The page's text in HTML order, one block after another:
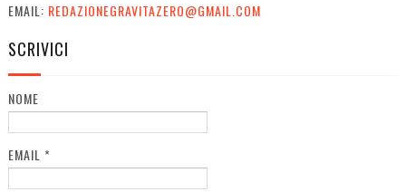
EMAIL: REDAZIONEGRAVITAZERO@GMAIL.COM
SCRIVICI
NOME
EMAIL *